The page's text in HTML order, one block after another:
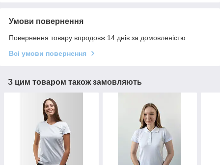
Умови повернення
Повернення товару впродовж 14 днів за домовленістю
Всі умови повернення
З цим товаром також замовляють